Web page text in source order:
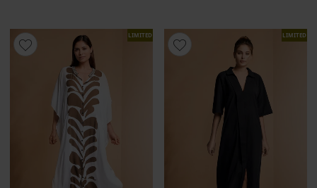
LIMITED LIMITED